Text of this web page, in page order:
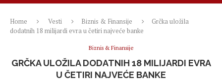
Home Vesti Biznis & Finansije
Grčka uložila
dodatnih 18 milijardi evra u četiri najveće banke
Biznis & Finansije
GRČKA ULOŽILA DODATNIH 18 MILIJARDI EVRA
U ČETIRI NAJVEĆE BANKE